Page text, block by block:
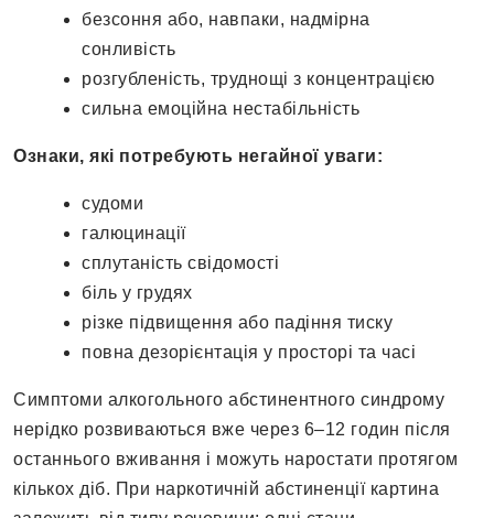
безсоння або, навпаки, надмірна
сонливість
розгубленість, труднощі з концентрацією
сильна емоційна нестабільність
Ознаки, які потребують негайної уваги:
судоми
галюцинації
сплутаність свідомості
біль у грудях
різке підвищення або падіння тиску
повна дезорієнтація у просторі та часі
Симптоми алкогольного абстинентного синдрому
нерідко розвиваються вже через 6–12 годин після
останнього вживання і можуть наростати протягом
кількох діб. При наркотичній абстиненції картина